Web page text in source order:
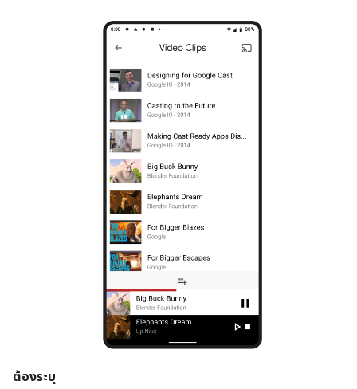
ต้องระบุ